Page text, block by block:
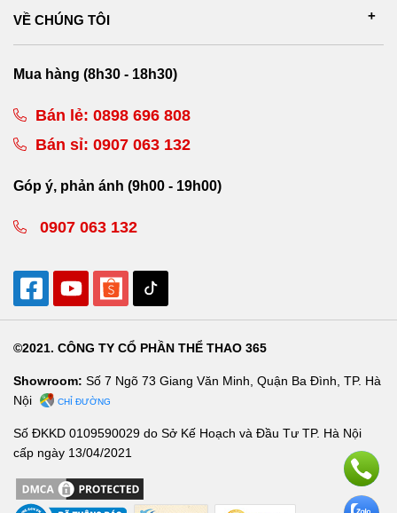
VỀ CHÚNG TÔI
Mua hàng (8h30 - 18h30)
Bán lẻ: 0898 696 808
Bán sỉ: 0907 063 132
Góp ý, phản ánh (9h00 - 19h00)
0907 063 132
©2021. CÔNG TY CỔ PHẦN THỂ THAO 365
Showroom: Số 7 Ngõ 73 Giang Văn Minh, Quận Ba Đình, TP. Hà
Nội
CHỈ ĐƯỜNG
Số ĐKKD 0109590029 do Sở Kế Hoạch và Đầu Tư TP. Hà Nội
cấp ngày 13/04/2021